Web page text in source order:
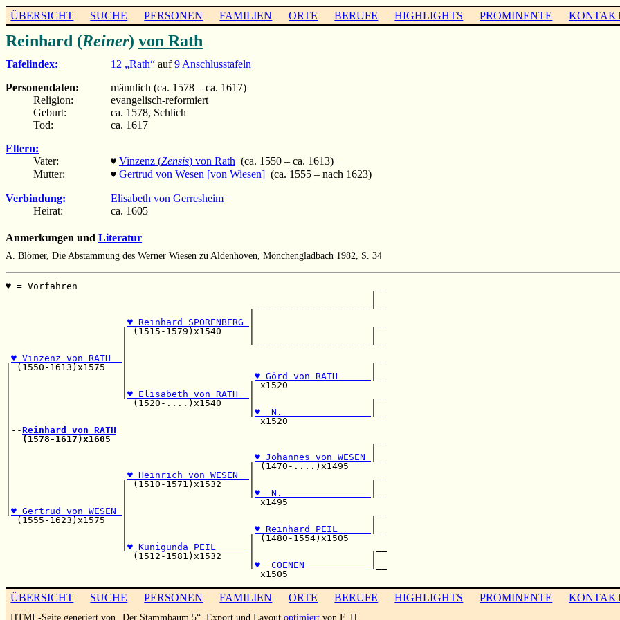
ÜBERSICHT SUCHE PERSONEN FAMILIEN ORTE BERUFE HIGHLIGHTS PROMINENTE
Reinhard (Reiner) von Rath
Tafelindex: 12 „Rath“ auf9 Anschlusstafeln
Personendaten:
männlich (ca. 1578 – ca. 1617)
Religion:
evangelisch-reformiert
Geburt:
ca. 1578, Schlich
Tod:
ca. 1617
Eltern:
Vater:
♥ Vinzenz (Zensis) von Rath (ca. 1550 – ca. 1613)
Mutter:
♥ Gertrud von Wesen [von Wiesen] (ca. 1555 – nach 1623)
Verbindung:
Elisabeth von Gerresheim
Heirat:
ca. 1605
Anmerkungen und Literatur
A. Blömer, Die Abstammung des Werner Wiesen zu Aldenhoven, Mönchengladbach 1982, S. 34
♥ = Vorfahren                                                      __
♥ Reinhard SPORENBERG
                     | (1515-1579)x1540     |                     |
♥ Vinzenz von RATH
| (1550-1613)x1575   |                                            |
♥ Görd von RATH
|                    |                      | x1520
♥ Elisabeth von RATH
|                      (1520-....)x1540     |                     |
♥  N.
|                                             x1520
|--Reinhard von RATH
(1578-1617)x1605
♥ Johannes von WESEN
|                                           | (1470-....)x1495
♥ Heinrich von WESEN
|                    | (1510-1571)x1532     |                     |
♥  N.
|                    |                        x1495
♥ Gertrud von WESEN
  (1555-1623)x1575   |                                            |
♥ Reinhard PEIL
                     |                      | (1480-1554)x1505
♥ Kunigunda PEIL
                       (1512-1581)x1532     |                     |
♥  COENEN
ÜBERSICHT SUCHE PERSONEN FAMILIEN ORTE BERUFE HIGHLIGHTS PROMINENTE
HTML-Seite generiert von „Der Stammbaum 5“. Export und Layoutoptimiert von F. H.